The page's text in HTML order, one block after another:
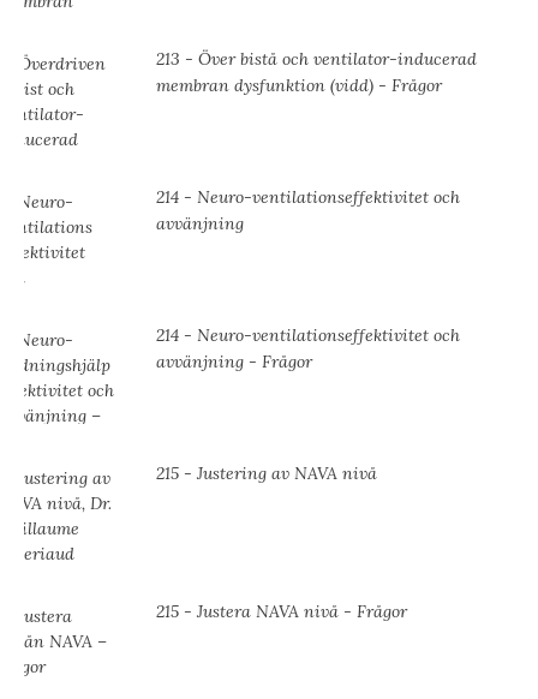
213 - Över bistå och ventilator-inducerad
membran dysfunktion (vidd) - Frågor
214 - Neuro-ventilationseffektivitet och
avvänjning
214 - Neuro-ventilationseffektivitet och
avvänjning - Frågor
215 - Justering av NAVA nivå
215 - Justera NAVA nivå - Frågor